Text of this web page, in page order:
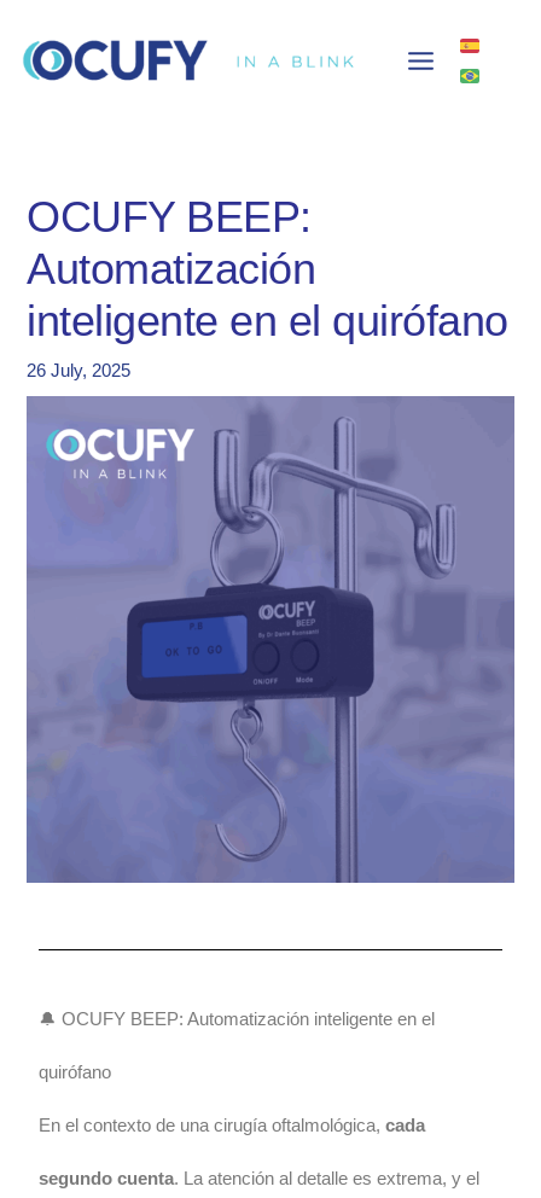
OCUFY BEEP:
Automatización
inteligente en el quirófano
26 July, 2025
🔔 OCUFY BEEP: Automatización inteligente en el
quirófano
En el contexto de una cirugía oftalmológica,cada
segundo cuenta. La atención al detalle es extrema, y el